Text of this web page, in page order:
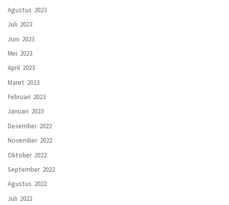
Agustus 2023
Juli 2023
Juni 2023
Mei 2023
April 2023
Maret 2023
Februari 2023
Januari 2023
Desember 2022
November 2022
Oktober 2022
September 2022
Agustus 2022
Juli 2022